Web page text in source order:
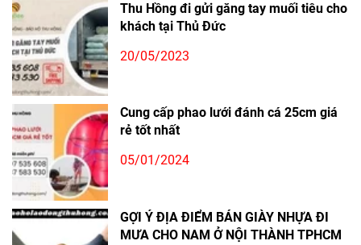
Thu Hồng đi gửi găng tay muối tiêu cho
khách tại Thủ Đức
20/05/2023
Cung cấp phao lưới đánh cá 25cm giá
rẻ tốt nhất
05/01/2024
GỢI Ý ĐỊA ĐIỂM BÁN GIÀY NHỰA ĐI
MƯA CHO NAM Ở NỘI THÀNH TPHCM